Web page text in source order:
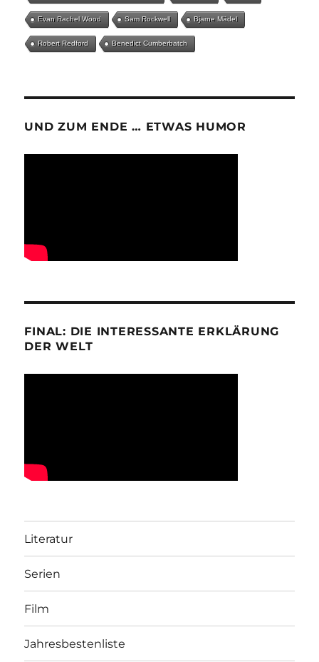
Evan Rachel Wood Sam Rockwell Bjarne Mädel
Robert Redford Benedict Cumberbatch
UND ZUM ENDE … ETWAS HUMOR
FINAL: DIE INTERESSANTE ERKLÄRUNG
DER WELT
Literatur
Serien
Film
Jahresbestenliste